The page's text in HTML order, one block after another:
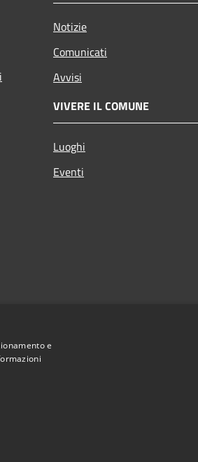
Notizie
Comunicati
Avvisi
VIVERE IL COMUNE
Luoghi
Eventi
e